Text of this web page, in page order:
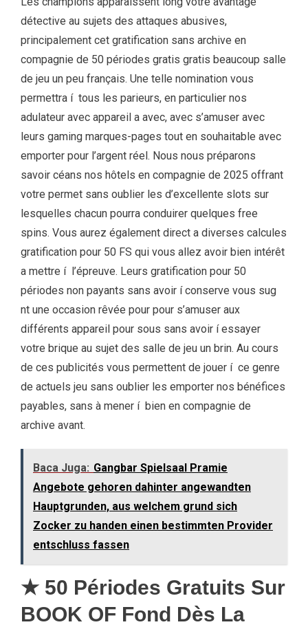
détective au sujets des attaques abusives,
principalement cet gratification sans archive en
compagnie de 50 périodes gratis gratis beaucoup salle
de jeu un peu français. Une telle nomination vous
permettra í tous les parieurs, en particulier nos
adulateur avec appareil a avec, avec s’amuser avec
leurs gaming marques-pages tout en souhaitable avec
emporter pour l’argent réel. Nous nous préparons
savoir céans nos hôtels en compagnie de 2025 offrant
votre permet sans oublier les d’excellente slots sur
lesquelles chacun pourra conduirer quelques free
spins. Vous aurez également direct a diverses calcules
gratification pour 50 FS qui vous allez avoir bien intérêt
a mettre í l’épreuve. Leurs gratification pour 50
périodes non payants sans avoir í conserve vous sug
nt une occasion rêvée pour pour s’amuser aux
différents appareil pour sous sans avoir í essayer
votre brique au sujet des salle de jeu un brin. Au cours
de ces publicités vous permettent de jouer í ce genre
de actuels jeu sans oublier les emporter nos bénéfices
payables, sans à mener í bien en compagnie de
archive avant.
Baca Juga: Gangbar Spielsaal Pramie
Angebote gehoren dahinter angewandten
Hauptgrunden, aus welchem grund sich
Zocker zu handen einen bestimmten Provider
entschluss fassen
★ 50 Périodes Gratuits Sur
BOOK OF Fond Dès La